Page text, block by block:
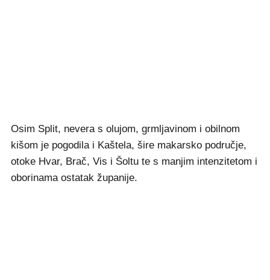
Osim Split, nevera s olujom, grmljavinom i obilnom
kišom je pogodila i Kaštela, šire makarsko područje,
otoke Hvar, Brač, Vis i Šoltu te s manjim intenzitetom i
oborinama ostatak županije.